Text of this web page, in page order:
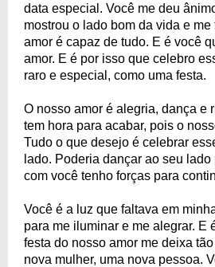
data especial. Você me deu
mostrou o lado bom da vida e
amor é capaz de tudo. E é você
amor. E é por isso que celebro
raro e especial, como uma festa.
O nosso amor é alegria, dança e
tem hora para acabar, pois o
Tudo o que desejo é celebrar
lado. Poderia dançar ao seu
com você tenho forças para
Você é a luz que faltava em
para me iluminar e me alegrar. E
festa do nosso amor me deixa
nova mulher, uma nova pessoa.